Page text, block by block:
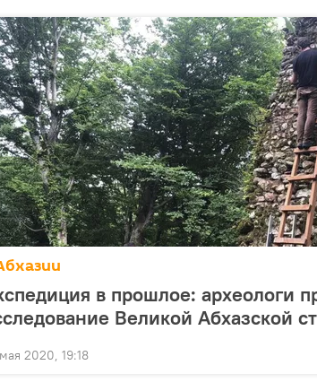
в прошлое: археологи
Великой Абхазской
2020, 19:18